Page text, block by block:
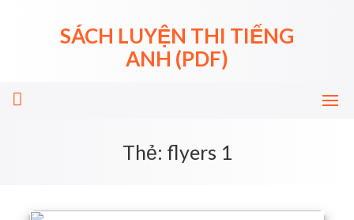
SÁCH LUYỆN THI TIẾNG
ANH (PDF)
Thẻ: flyers 1